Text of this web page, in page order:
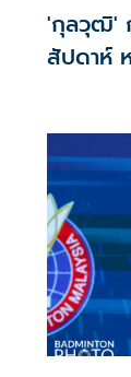
'กุลวุฒิ'
สัปดาห์